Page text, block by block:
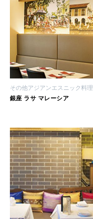
その他アジアンエスニック料理
銀座 ラサ マレーシア